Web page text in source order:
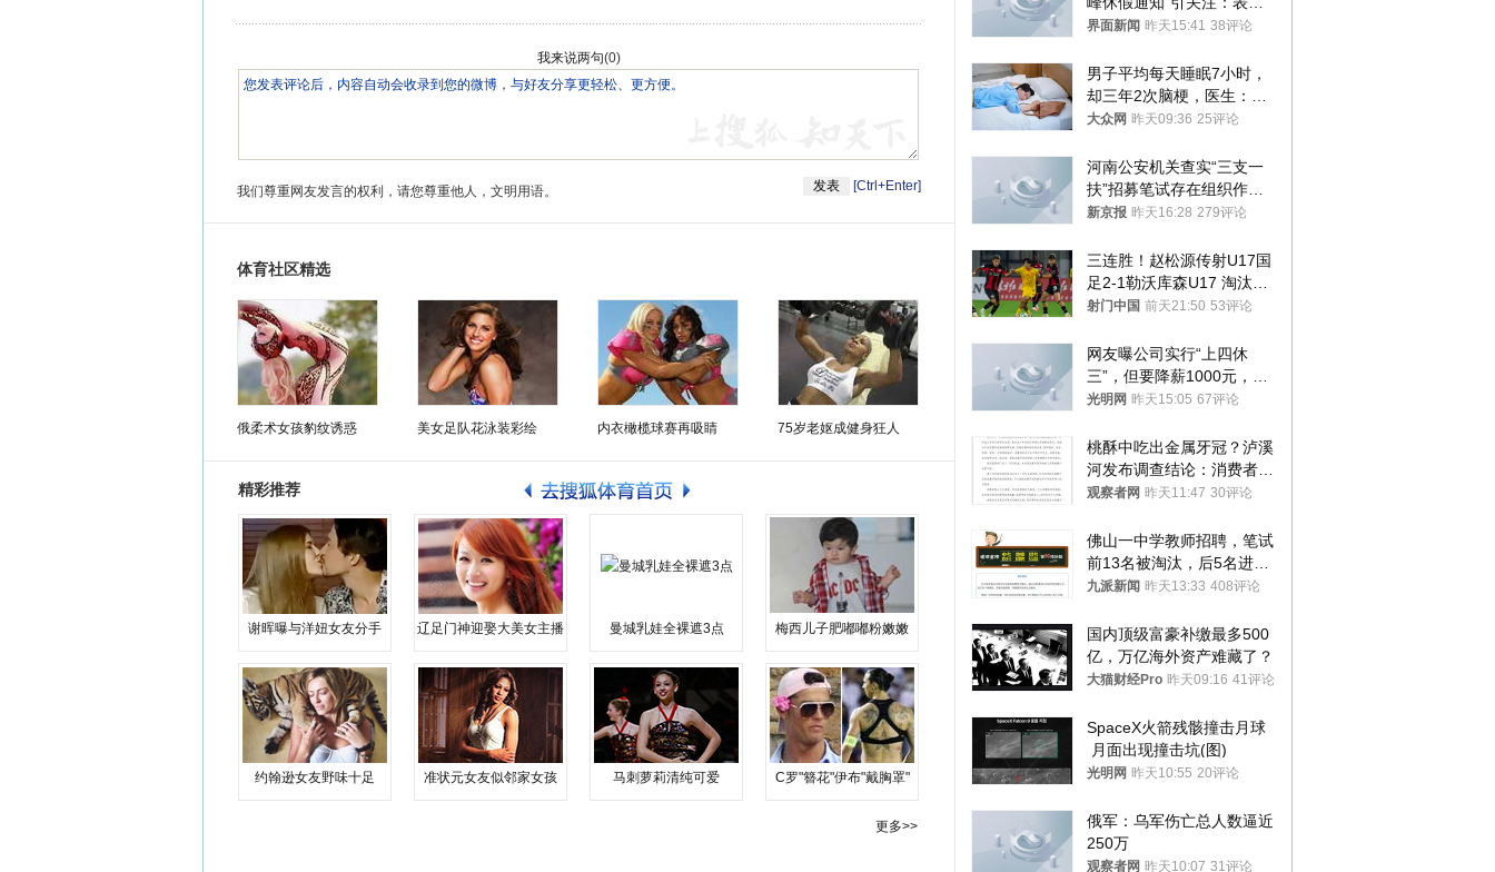
我来说两句(0)
我们尊重网友发言的权利，请您尊重他人，文明用语。 [Ctrl+Enter]
体育社区精选
俄柔术女孩豹纹诱惑 美女足队花泳装彩绘 内衣橄榄球赛再吸睛 75岁老妪成健身狂人
精彩推荐
谢晖曝与洋妞女友分手 辽足门神迎娶大美女主播 曼城乳娃全裸遮3点 梅西儿子肥嘟嘟粉嫩嫩
约翰逊女友野味十足 准状元女友似邻家女孩 马刺萝莉清纯可爱 C罗"簪花"伊布"戴胸罩"
更多>>
不够准确，待修改后印发
界面新闻 昨天15:41 38评论
男子平均每天睡眠7小时，
却三年2次脑梗，医生：这
样睡觉更伤身
大众网 昨天09:36 25评论
河南公安机关查实“三支一
扶”招募笔试存在组织作弊
犯罪行为
新京报 昨天16:28 279评论
三连胜！赵松源传射U17国
足2-1勒沃库森U17 淘汰赛
将战河床
射门中国 前天21:50 53评论
网友曝公司实行“上四休
三”，但要降薪1000元，不
接受只能辞职
光明网 昨天15:05 67评论
桃酥中吃出金属牙冠？泸溪
河发布调查结论：消费者已
澄清，所发视频情况不属实
观察者网 昨天11:47 30评论
佛山一中学教师招聘，笔试
前13名被淘汰，后5名进体
检，被疑萝卜岗，官方通
九派新闻 昨天13:33 408评论
国内顶级富豪补缴最多500
亿，万亿海外资产难藏了？
大猫财经Pro 昨天09:16 41评论
SpaceX火箭残骸撞击月球
月面出现撞击坑(图)
光明网 昨天10:55 20评论
俄军：乌军伤亡总人数逼近
250万
观察者网 昨天10:07 31评论